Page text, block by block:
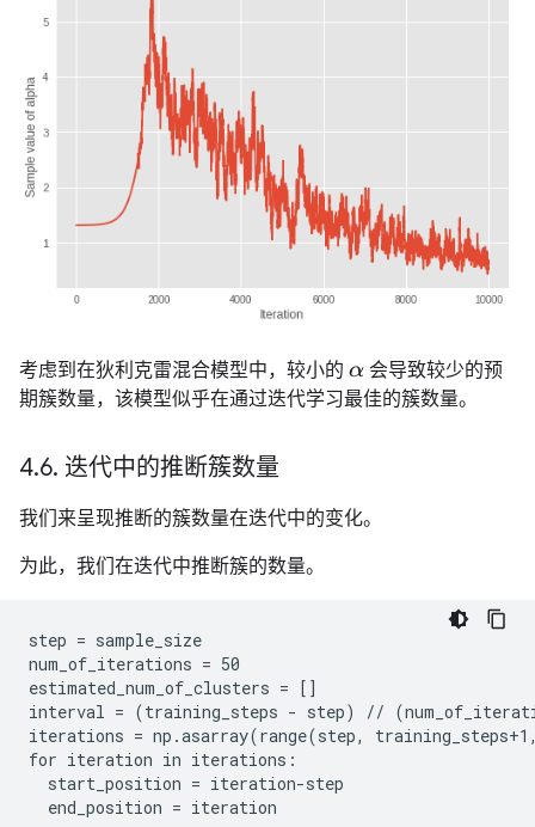
考虑到在狄利克雷混合模型中，较小的 α会导致较少的预
期簇数量，该模型似乎在通过迭代学习最佳的簇数量。
4.6. 迭代中的推断簇数量
我们来呈现推断的簇数量在迭代中的变化。
为此，我们在迭代中推断簇的数量。
step = sample_size
num_of_iterations = 50
estimated_num_of_clusters = []
interval = (training_steps - step) //
iterations = np.asarray(range(step,
for iteration in iterations:
  start_position = iteration-step
  end_position = iteration